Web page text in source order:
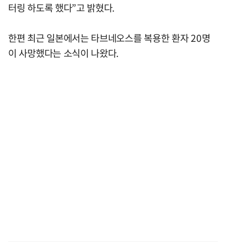
터링 하도록 했다”고 밝혔다.
한편 최근 일본에서는 타브네오스를 복용한 환자 20명
이 사망했다는 소식이 나왔다.